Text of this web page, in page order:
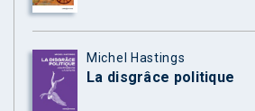
Michel Hastings
La disgrâce politique